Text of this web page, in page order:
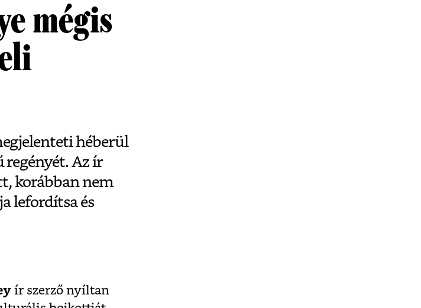
mégis
héberül
regényét. Az ír
korábban nem
lefordítsa és
ír szerző nyíltan